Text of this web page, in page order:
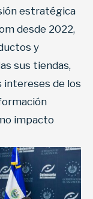
estratégica
desde 2022,
y
sus tiendas,
de los
impacto